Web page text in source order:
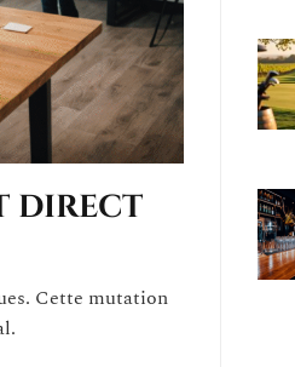
direct
Cette mutation